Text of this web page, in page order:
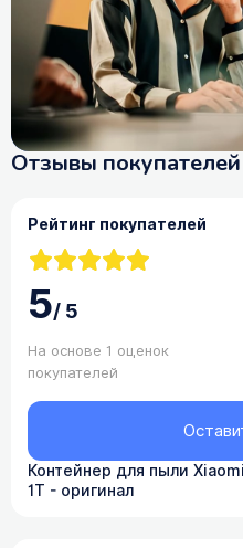
Отзывы покупателей
Рейтинг покупателей
5/5
На основе 1 оценок
покупателей
Контейнер для пыли
1T - оригинал